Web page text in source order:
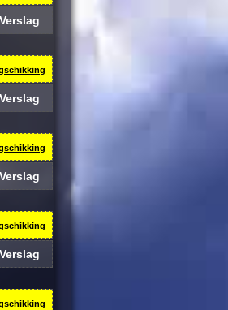
Verslag
Verslag
Verslag
Verslag